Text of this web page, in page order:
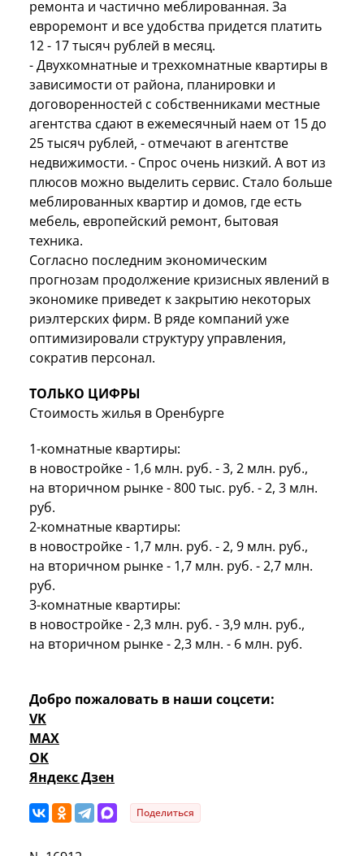
ремонта и частично меблированная. За
евроремонт и все удобства придется платить
12 - 17 тысяч рублей в месяц.
- Двухкомнатные и трехкомнатные квартиры в
зависимости от района, планировки и
договоренностей с собственниками местные
агентства сдают в ежемесячный наем от 15 до
25 тысяч рублей, - отмечают в агентстве
недвижимости. - Спрос очень низкий. А вот из
плюсов можно выделить сервис. Стало больше
меблированных квартир и домов, где есть
мебель, европейский ремонт, бытовая
техника.
Согласно последним экономическим
прогнозам продолжение кризисных явлений в
экономике приведет к закрытию некоторых
риэлтерских фирм. В ряде компаний уже
оптимизировали структуру управления,
сократив персонал.
ТОЛЬКО ЦИФРЫ
Стоимость жилья в Оренбурге
1-комнатные квартиры:
в новостройке - 1,6 млн. руб. - 3, 2 млн. руб.,
на вторичном рынке - 800 тыс. руб. - 2, 3 млн.
руб.
2-комнатные квартиры:
в новостройке - 1,7 млн. руб. - 2, 9 млн. руб.,
на вторичном рынке - 1,7 млн. руб. - 2,7 млн.
руб.
3-комнатные квартиры:
в новостройке - 2,3 млн. руб. - 3,9 млн. руб.,
на вторичном рынке - 2,3 млн. - 6 млн. руб.
Добро пожаловать в наши соцсети:
VK
MAX
OK
Яндекс Дзен
Поделиться